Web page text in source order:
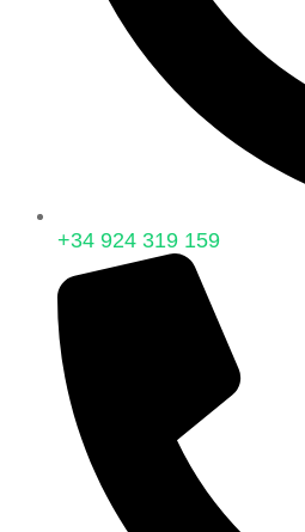
+34 924 319 159